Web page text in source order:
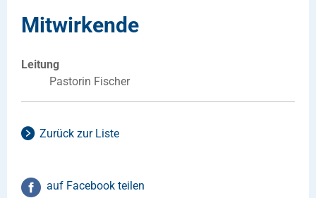
Mitwirkende
Leitung
Pastorin Fischer
Zurück zur Liste
auf Facebook teilen